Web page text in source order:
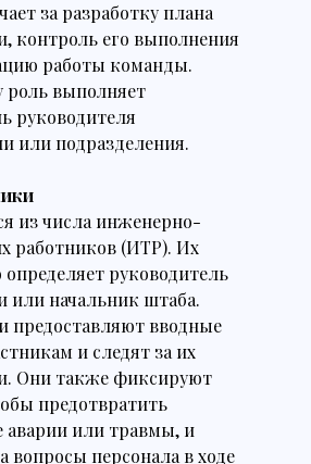
за разработку плана
контроль его выполнения
работы команды.
роль выполняет
руководителя
или подразделения.
из числа инженерно-
работников (ИТР). Их
определяет руководитель
или начальник штаба.
предоставляют вводные
и следят за их
Они также фиксируют
предотвратить
или травмы, и
вопросы персонала в ходе